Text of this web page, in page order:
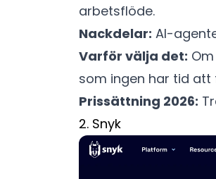
arbetsflöde.
Nackdelar: AI-
Varför välja det:
som ingen har tid att
Prissättning 2026:
2. Snyk